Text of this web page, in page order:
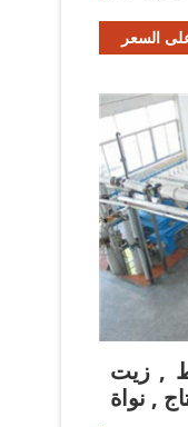
السعر
, زيت
, نواة